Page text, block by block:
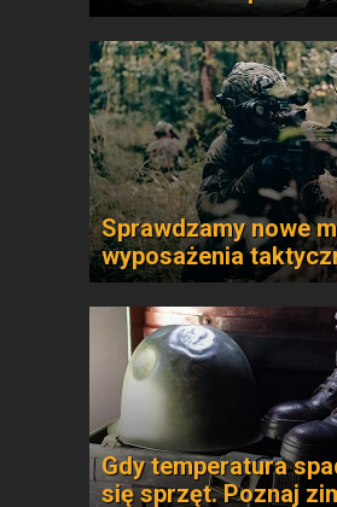
Sprawdzamy nowe
wyposażenia
Gdy temperatura
się sprzęt. Poznaj